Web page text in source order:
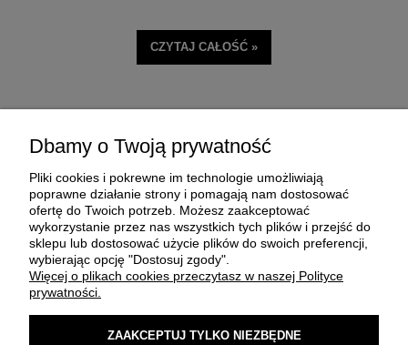
CZYTAJ CAŁOŚĆ »
O FIRMIE
Dbamy o Twoją prywatność
Pliki cookies i pokrewne im technologie umożliwiają
poprawne działanie strony i pomagają nam dostosować
ofertę do Twoich potrzeb. Możesz zaakceptować
wykorzystanie przez nas wszystkich tych plików i przejść do
sklepu lub dostosować użycie plików do swoich preferencji,
wybierając opcję "Dostosuj zgody".
Więcej o plikach cookies przeczytasz w naszej Polityce
prywatności.
ZAAKCEPTUJ TYLKO NIEZBĘDNE